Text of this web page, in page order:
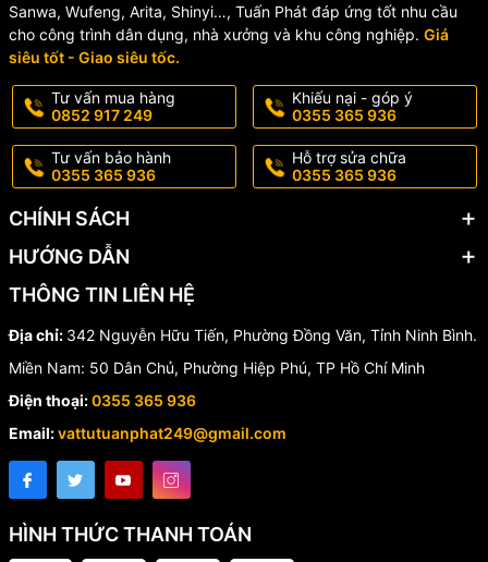
Sanwa, Wufeng, Arita, Shinyi…, Tuấn Phát đáp ứng tốt nhu cầu
cho công trình dân dụng, nhà xưởng và khu công nghiệp. Giá
siêu tốt - Giao siêu tốc.
Tư vấn mua hàng
0852 917 249
Khiếu nại - góp ý
0355 365 936
Tư vấn bảo hành
0355 365 936
Hỗ trợ sửa chữa
0355 365 936
CHÍNH SÁCH
HƯỚNG DẪN
THÔNG TIN LIÊN HỆ
Địa chỉ: 342 Nguyễn Hữu Tiến, Phường Đồng Văn, Tỉnh Ninh Bình.
Miền Nam: 50 Dân Chủ, Phường Hiệp Phú, TP Hồ Chí Minh
Điện thoại:0355 365 936
Email:vattutuanphat249@gmail.com
HÌNH THỨC THANH TOÁN